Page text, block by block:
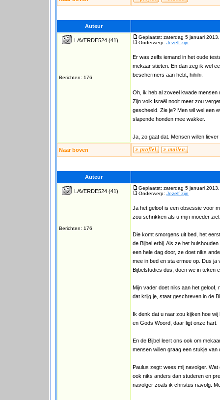
Auteur
LAVERDE524 (41)
Berichten: 176
Geplaatst: zaterdag 5 januari
Onderwerp: Jezelf zijn
Er was zelfs iemand in het oude
mekaar stieten. En dan zeg ik wel
beschermers aan hebt, hihihi.
Oh, ik heb al zoveel kwade
Zijn volk Israël nooit meer zou
gescheeld. Zie je? Men wil wel een
slapende honden mee wakker.
Ja, zo gaat dat. Mensen willen
Naar boven
Auteur
LAVERDE524 (41)
Berichten: 176
Geplaatst: zaterdag 5 januari
Onderwerp: Jezelf zijn
Ja het geloof is een obsessie voor
zou schrikken als u mijn moeder
Die komt smorgens uit bed, het
de Bijbel erbij. Als ze het
een hele dag door, ze doet niks
mee in bed en sta ermee op. Dus
Bijbelstudies dus, doen we in teken
Mijn vader doet niks aan het geloof,
dat krijg je, staat geschreven in de
Ik denk dat u raar zou kijken hoe
en Gods Woord, daar ligt onze hart.
En de Bijbel leert ons ook om
mensen willen graag een stukje
Paulus zegt: wees mij navolger.
ook niks anders dan studeren en
navolger zoals ik christus navolg.